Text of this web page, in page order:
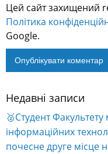
Цей сайт захищений
Політика
Google.
Недавні записи
🥈Студент
інформаційних
почесне друге місце